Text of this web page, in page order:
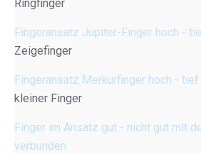
Ringfinger
Fingeransatz Jupiter-Finger hoch -
Zeigefinger
Fingeransatz Merkurfinger hoch - tief
kleiner Finger
Finger im Ansatz gut - nicht gut mit
verbunden